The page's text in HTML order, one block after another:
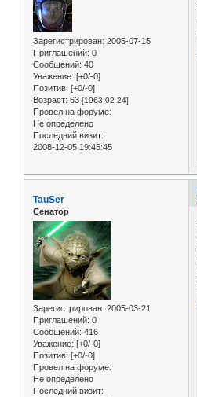
Зарегистрирован: 2005-07-15
Приглашений: 0
Сообщений: 40
Уважение: [+0/-0]
Позитив: [+0/-0]
Возраст: 63 [1963-02-24]
Провел на форуме:
Не определено
Последний визит:
2008-12-05 19:45:45
TauSer
Сенатор
Зарегистрирован: 2005-03-21
Приглашений: 0
Сообщений: 416
Уважение: [+0/-0]
Позитив: [+0/-0]
Провел на форуме:
Не определено
Последний визит: